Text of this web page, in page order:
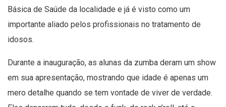
Básica de Saúde da localidade e já é visto como um
importante aliado pelos profissionais no tratamento de
idosos.
Durante a inauguração, as alunas da zumba deram um show
em sua apresentação, mostrando que idade é apenas um
mero detalhe quando se tem vontade de viver de verdade.